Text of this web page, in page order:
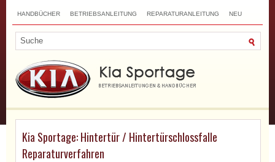
HANDBÜCHER BETRIEBSANLEITUNG REPARATURANLEITUNG NEU
Kia Sportage: Hintertür / Hintertürschlossfalle
Reparaturverfahren